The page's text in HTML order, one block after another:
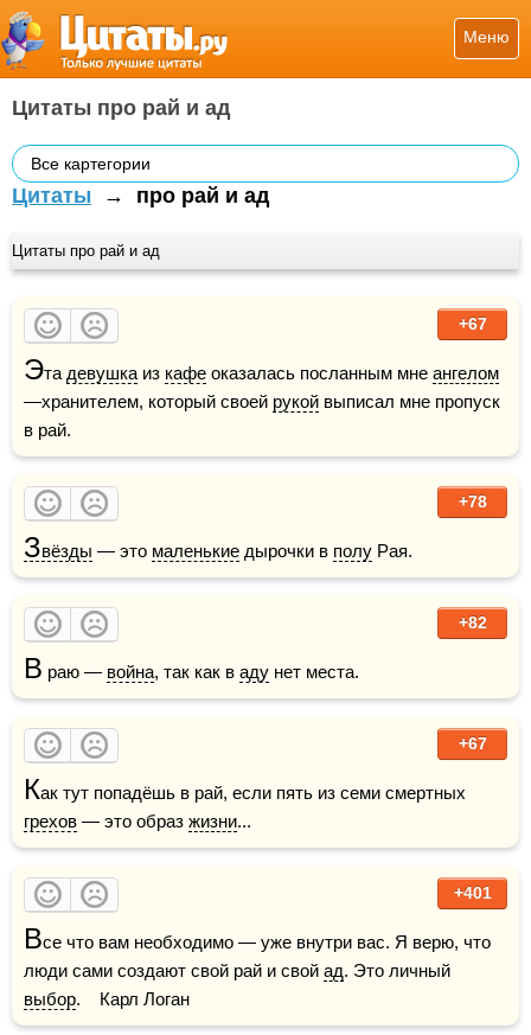
Меню
Цитаты про рай и ад
Все картегории
Цитаты → про рай и ад
Цитаты про рай и ад
+67
Эта девушка из кафе оказалась посланным мне ангелом
—хранителем, который своей рукой выписал мне пропуск
в рай.
+78
Звёзды — это маленькие дырочки в полу Рая.
+82
В раю — война, так как в аду нет места.
+67
К
грехов — это образ жизни...
+401
Все что вам необходимо — уже внутри вас. Я верю, что
люди сами создают свой рай и свой ад
выбор.    Карл Логан